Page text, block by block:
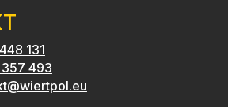
131
493